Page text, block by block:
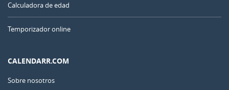
Calculadora de edad
Temporizador online
CALENDARR.COM
Sobre nosotros